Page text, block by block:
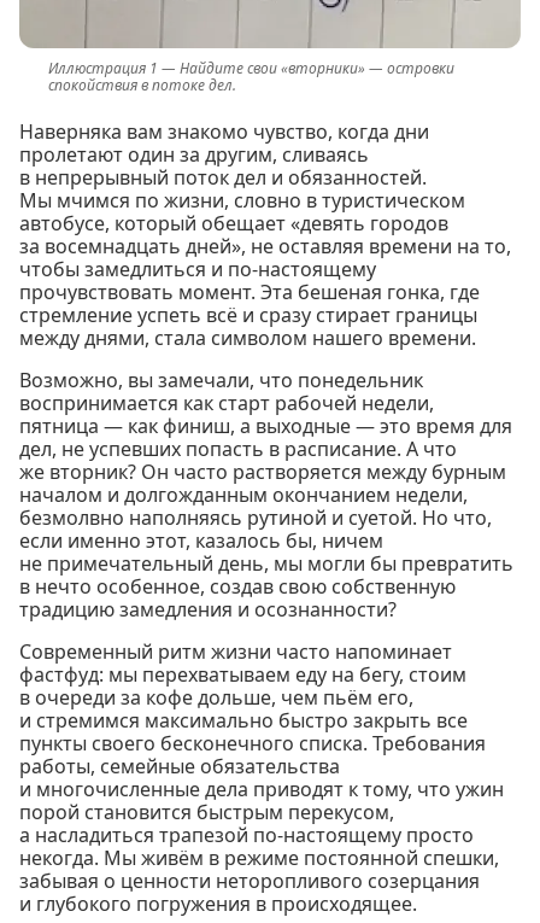
Найдите свои «вторники» — островки
спокойствия в потоке дел.
Наверняка вам знакомо чувство, когда дни
пролетают один за другим, сливаясь
в непрерывный поток дел и обязанностей.
Мы мчимся по жизни, словно в туристическом
автобусе, который обещает «девять городов
за восемнадцать дней», не оставляя времени на то,
чтобы замедлиться и по-настоящему
прочувствовать момент. Эта бешеная гонка, где
стремление успеть всё и сразу стирает границы
между днями, стала символом нашего времени.
Возможно, вы замечали, что понедельник
воспринимается как старт рабочей недели,
пятница — как финиш, а выходные — это время для
дел, не успевших попасть в расписание. А что
же вторник? Он часто растворяется между бурным
началом и долгожданным окончанием недели,
безмолвно наполняясь рутиной и суетой. Но что,
если именно этот, казалось бы, ничем
не примечательный день, мы могли бы превратить
в нечто особенное, создав свою собственную
традицию замедления и осознанности?
Современный ритм жизни часто напоминает
фастфуд: мы перехватываем еду на бегу, стоим
в очереди за кофе дольше, чем пьём его,
и стремимся максимально быстро закрыть все
пункты своего бесконечного списка. Требования
работы, семейные обязательства
и многочисленные дела приводят к тому, что ужин
порой становится быстрым перекусом,
а насладиться трапезой по-настоящему просто
некогда. Мы живём в режиме постоянной спешки,
забывая о ценности неторопливого созерцания
и глубокого погружения в происходящее.